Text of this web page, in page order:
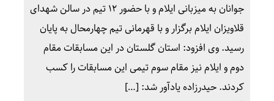
جوانان به میزبانی ایلام و با حضور ۱۲ تیم در سالن شهدای
قلاویزان ایلام برگزار و با قهرمانی تیم چهارمحال به پایان
رسید. وی افزود: استان گلستان در این مسابقات مقام
دوم و ایلام نیز مقام سوم تیمی این مسابقات را کسب
کردند. حیدرزاده یادآور شد: […]